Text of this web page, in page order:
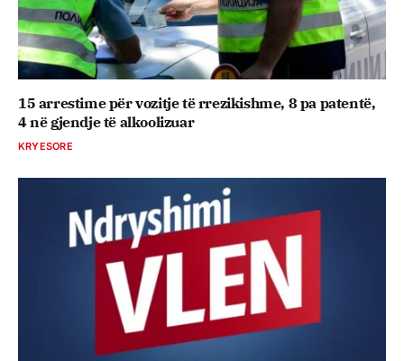
15 arrestime për vozitje të rrezikishme, 8 pa patentë,
4 në gjendje të alkoolizuar
KRYESORE